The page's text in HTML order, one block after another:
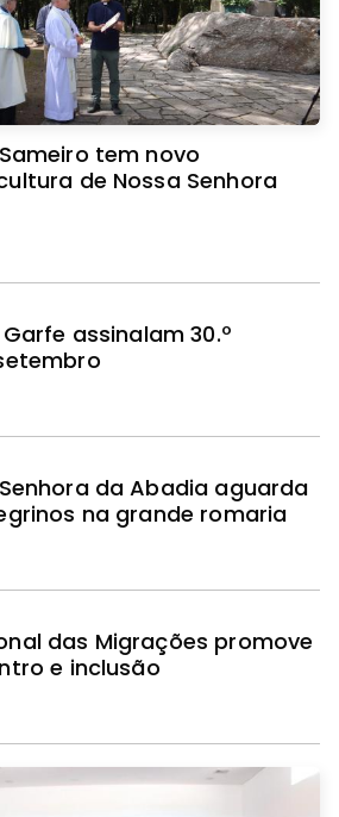
tem novo
de Nossa Senhora
assinalam 30.º
da Abadia aguarda
na grande romaria
das Migrações promove
e inclusão